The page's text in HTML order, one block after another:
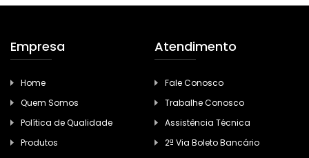
Empresa
Home
Quem Somos
Política de Qualidade
Produtos
Atendimento
Fale Conosco
Trabalhe Conosco
Assistência Técnica
2ª Via Boleto Bancário